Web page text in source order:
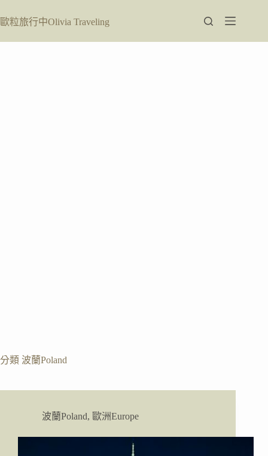
至
歐粒旅行中Olivia Traveling
分類 波蘭Poland
波蘭Poland, 歐洲Europe